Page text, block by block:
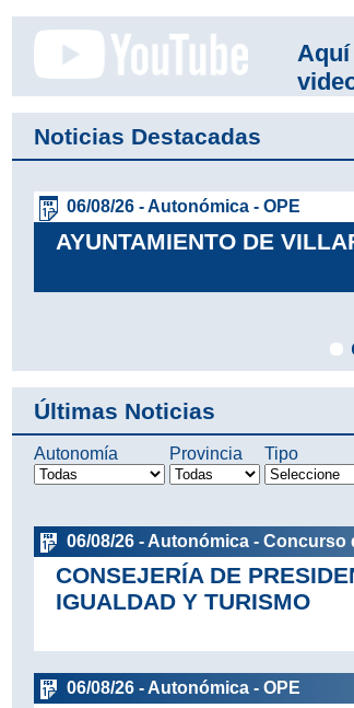
Noticias Destacadas
06/08/26 - Autonómica - OPE
AYUNTAMIENTO DE
Últimas Noticias
Autonomía Provincia Tipo
06/08/26 - Autonómica - Concurso
CONSEJERÍA DE
IGUALDAD Y TURISMO
06/08/26 - Autonómica - OPE